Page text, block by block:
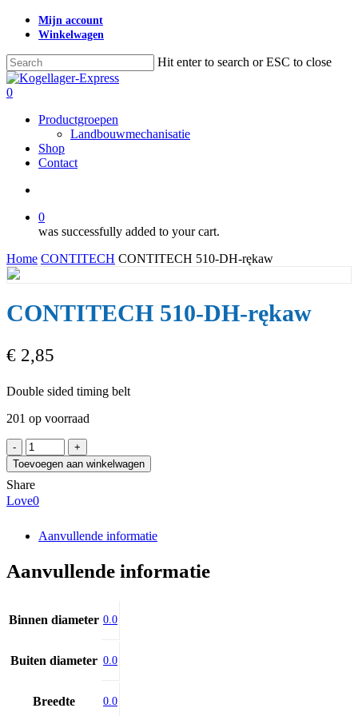
Skip
content
Mijn account
Winkelwagen
Hit enter to search or ESC to close
Close
Search
search
0
Productgroepen
Landbouwmechanisatie
Shop
Contact
0
was successfully added to your cart.
Home CONTITECH CONTITECH 510-DH-rękaw
CONTITECH 510-DH-rękaw
€ 2,85
Double sided timing belt
201 op voorraad
CONTITECH
510-
DH-
rękaw
aantal
Toevoegen aan winkelwagen
Share
Love0
Aanvullende informatie
Aanvullende informatie
Binnen diameter 0.0
Buiten diameter 0.0
Breedte 0.0